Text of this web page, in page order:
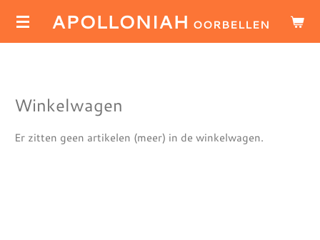
Ga
APOLLONIAH OORBELLEN
Winkelwagen
Er zitten geen artikelen (meer) in de winkelwagen.